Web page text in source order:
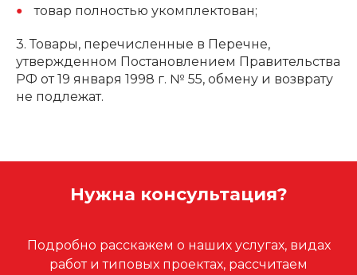
товар полностью укомплектован;
3. Товары, перечисленные в Перечне,
утвержденном Постановлением Правительства
РФ от 19 января 1998 г. № 55, обмену и возврату
не подлежат.
Нужна консультация?
Подробно расскажем о наших услугах, видах
работ и типовых проектах, рассчитаем